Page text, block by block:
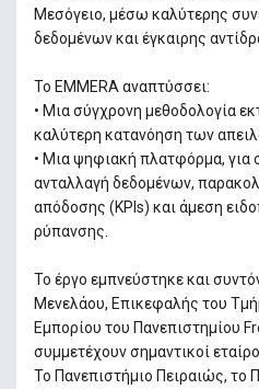
Μεσόγειο, μέσω καλύτερης
δεδομένων και έγκαιρης
Το EMMERA αναπτύσσει:
• Μια σύγχρονη μεθοδολογία
καλύτερη κατανόηση των
• Μια ψηφιακή πλατφόρμα, για
ανταλλαγή δεδομένων,
απόδοσης (KPIs) και άμεση
ρύπανσης.
Το έργο εμπνεύστηκε και
Μενελάου, Επικεφαλής του
Εμπορίου του Πανεπιστημίου
συμμετέχουν σημαντικοί
Το Πανεπιστήμιο Πειραιώς, το